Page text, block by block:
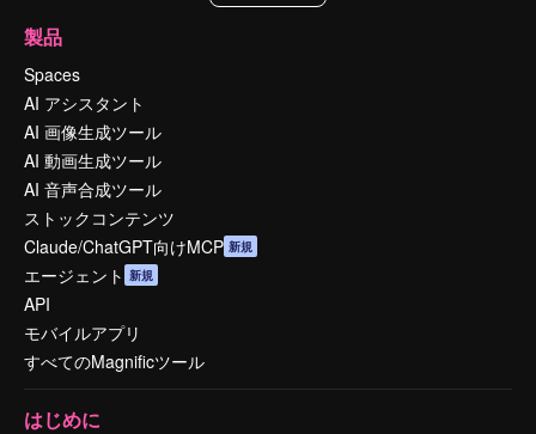
製品
Spaces
AI アシスタント
AI 画像生成ツール
AI 動画生成ツール
AI 音声合成ツール
ストックコンテンツ
Claude/ChatGPT向けMCP 新規
エージェント 新規
API
モバイルアプリ
すべてのMagnificツール
はじめに